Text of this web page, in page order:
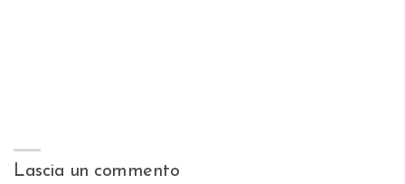
Lascia un commento